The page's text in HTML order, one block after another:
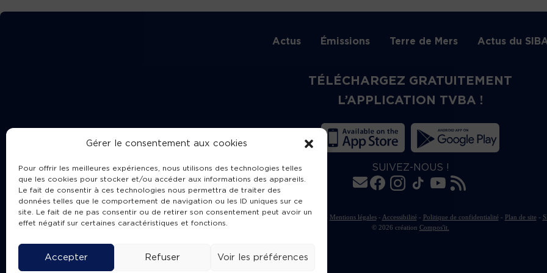
Gérer le consentement aux cookies
Pour offrir les meilleures expériences, nous utilisons des technologies telles
que les cookies pour stocker et/ou accéder aux informations des appareils.
Le fait de consentir à ces technologies nous permettra de traiter des
données telles que le comportement de navigation ou les ID uniques sur ce
site. Le fait de ne pas consentir ou de retirer son consentement peut avoir un
effet négatif sur certaines caractéristiques et fonctions.
Accepter Refuser Voir les préférences
Actus Émissions Terre de Mers Actus du
TÉLÉCHARGEZ GRATUITEMENT
L’APPLICATION TVBA !
SUIVEZ-NOUS !
Charte de publication Mentions légales- Accessibilité- Politique de confidentialité- Plan de site-
© 2026 création Compos'it.